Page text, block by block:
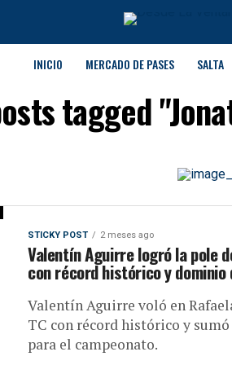
INICIO MERCADO DE PASES SALTA
tagged
STICKY POST 2 meses ago
Valentín Aguirre logró la pole
con récord histórico y dominio
Valentín Aguirre voló en
TC con récord histórico y
para el campeonato.